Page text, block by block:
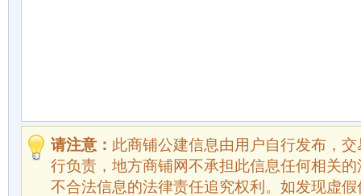
请注意： 此商铺公建信息由用户自行发布，
行负责，地方商铺网不承担此信息任何相关
不合法信息的法律责任追究权利。如发现虚